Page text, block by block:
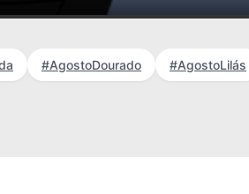
#AgostoDourado #AgostoLilás